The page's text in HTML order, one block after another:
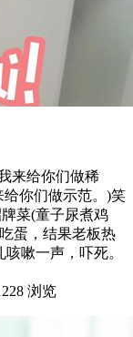
来给你们做稀
给你们做示范。)笑
菜(童子尿煮鸡
蛋，结果老板热
嗽一声，吓死。
浏览